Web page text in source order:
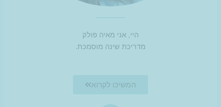
היי, אני מאיה פולק
מדריכת שינה מוסמכת.
המשיכו לקרוא